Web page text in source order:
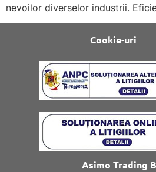
nevoilor diverselor industrii.
Cookie-uri
Asimo Trading